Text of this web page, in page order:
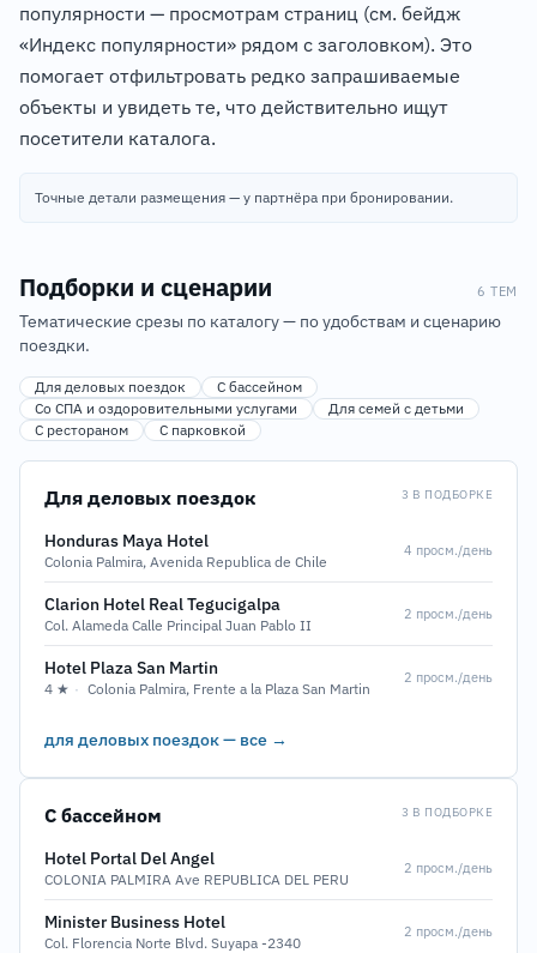
популярности — просмотрам страниц (см. бейдж
«Индекс популярности» рядом с заголовком). Это
помогает отфильтровать редко запрашиваемые
объекты и увидеть те, что действительно ищут
посетители каталога.
Точные детали размещения — у партнёра при бронировании.
Подборки и сценарии 6 ТЕМ
Тематические срезы по каталогу — по удобствам и сценарию
поездки.
Для деловых поездок
С бассейном
Со СПА и оздоровительными услугами
Для семей с детьми
С рестораном
С парковкой
Для деловых поездок 3 В ПОДБОРКЕ
Honduras Maya Hotel
Colonia Palmira, Avenida Republica de Chile
4 просм./день
Clarion Hotel Real Tegucigalpa
Col. Alameda Calle Principal Juan Pablo II
2 просм./день
Hotel Plaza San Martin
4 ★ · Colonia Palmira, Frente a la Plaza San Martin
2 просм./день
для деловых поездок — все →
С бассейном 3 В ПОДБОРКЕ
Hotel Portal Del Angel
COLONIA PALMIRA Ave REPUBLICA DEL PERU
2 просм./день
Minister Business Hotel
Col. Florencia Norte Blvd. Suyapa -2340
2 просм./день